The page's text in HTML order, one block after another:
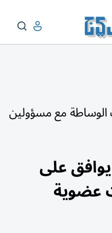
مع مسؤولين
يوافق على
عضوية